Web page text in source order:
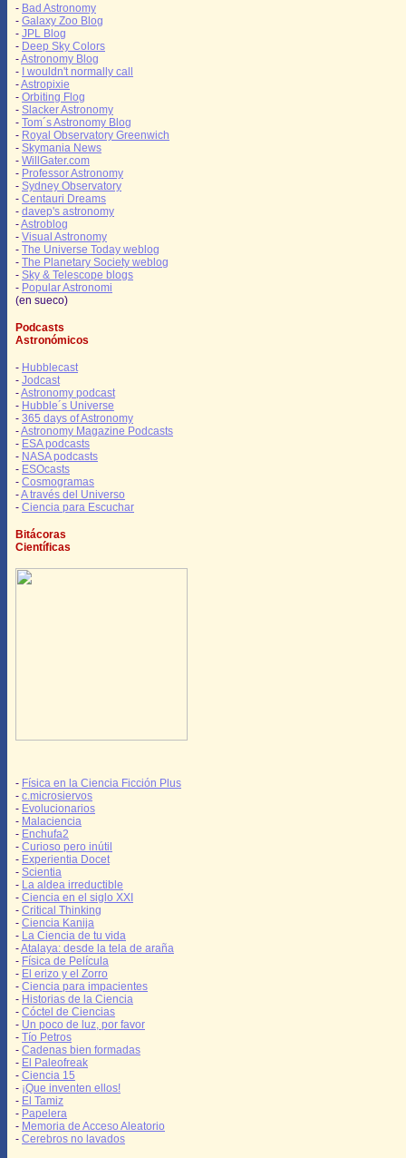
- Bad Astronomy
- Galaxy Zoo Blog
- JPL Blog
- Deep Sky Colors
-Astronomy Blog
- I wouldn't normally call
-Astropixie
- Orbiting Flog
- Slacker Astronomy
- Tom´s Astronomy Blog
- Royal Observatory Greenwich
- Skymania News
- WillGater.com
- Professor Astronomy
- Sydney Observatory
- Centauri Dreams
- davep's astronomy
-Astroblog
- Visual Astronomy
- The Universe Today weblog
- The Planetary Society weblog
- Sky & Telescope blogs
- Popular Astronomi
(en sueco)
Podcasts
Astronómicos
- Hubblecast
- Jodcast
-Astronomy podcast
- Hubble´s Universe
- 365 days of Astronomy
-Astronomy Magazine Podcasts
- ESA podcasts
- NASA podcasts
- ESOcasts
- Cosmogramas
-A través del Universo
- Ciencia para Escuchar
Bitácoras
Científicas
- Física en la Ciencia Ficción Plus
- c.microsiervos
- Evolucionarios
- Malaciencia
- Enchufa2
- Curioso pero inútil
- Experientia Docet
- Scientia
- La aldea irreductible
- Ciencia en el siglo XXI
- Critical Thinking
- Ciencia Kanija
- La Ciencia de tu vida
-Atalaya: desde la tela de araña
- Física de Película
- El erizo y el Zorro
- Ciencia para impacientes
- Historias de la Ciencia
- Cóctel de Ciencias
- Un poco de luz, por favor
- Tío Petros
- Cadenas bien formadas
- El Paleofreak
- Ciencia 15
- ¡Que inventen ellos!
- El Tamiz
- Papelera
- Memoria de Acceso Aleatorio
- Cerebros no lavados